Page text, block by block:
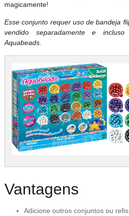
magicamente!
Esse conjunto requer uso de bandeja
vendido separadamente e
Aquabeads.
Vantagens
Adicione outros conjuntos ou